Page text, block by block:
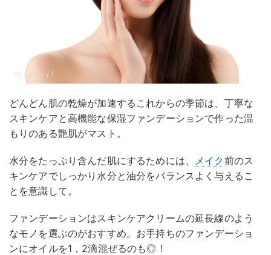
どんどん肌の乾燥が加速するこれからの季節は、丁寧な
スキンケアと高機能な保湿ファンデーションで作った温
もりのある艶肌がマスト。
水分をたっぷり含んだ肌にするためには、 メイク前のス
キンケアでしっかり水分と油分をバランスよく与えるこ
とを意識して。
ファンデーションはスキンケアクリームの延長線のよう
なモノを選ぶのがおすすめ。お手持ちのファンデーショ
ンにオイルを1，2滴混ぜるのも◎！